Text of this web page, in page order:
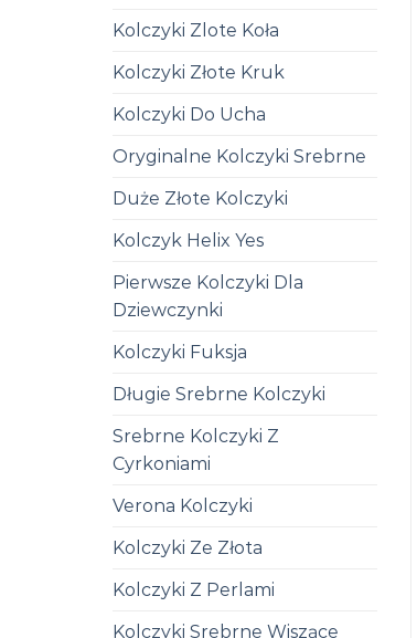
Kolczyki Zlote Koła
Kolczyki Złote Kruk
Kolczyki Do Ucha
Oryginalne Kolczyki Srebrne
Duże Złote Kolczyki
Kolczyk Helix Yes
Pierwsze Kolczyki Dla
Dziewczynki
Kolczyki Fuksja
Długie Srebrne Kolczyki
Srebrne Kolczyki Z
Cyrkoniami
Verona Kolczyki
Kolczyki Ze Złota
Kolczyki Z Perlami
Kolczyki Srebrne Wiszące